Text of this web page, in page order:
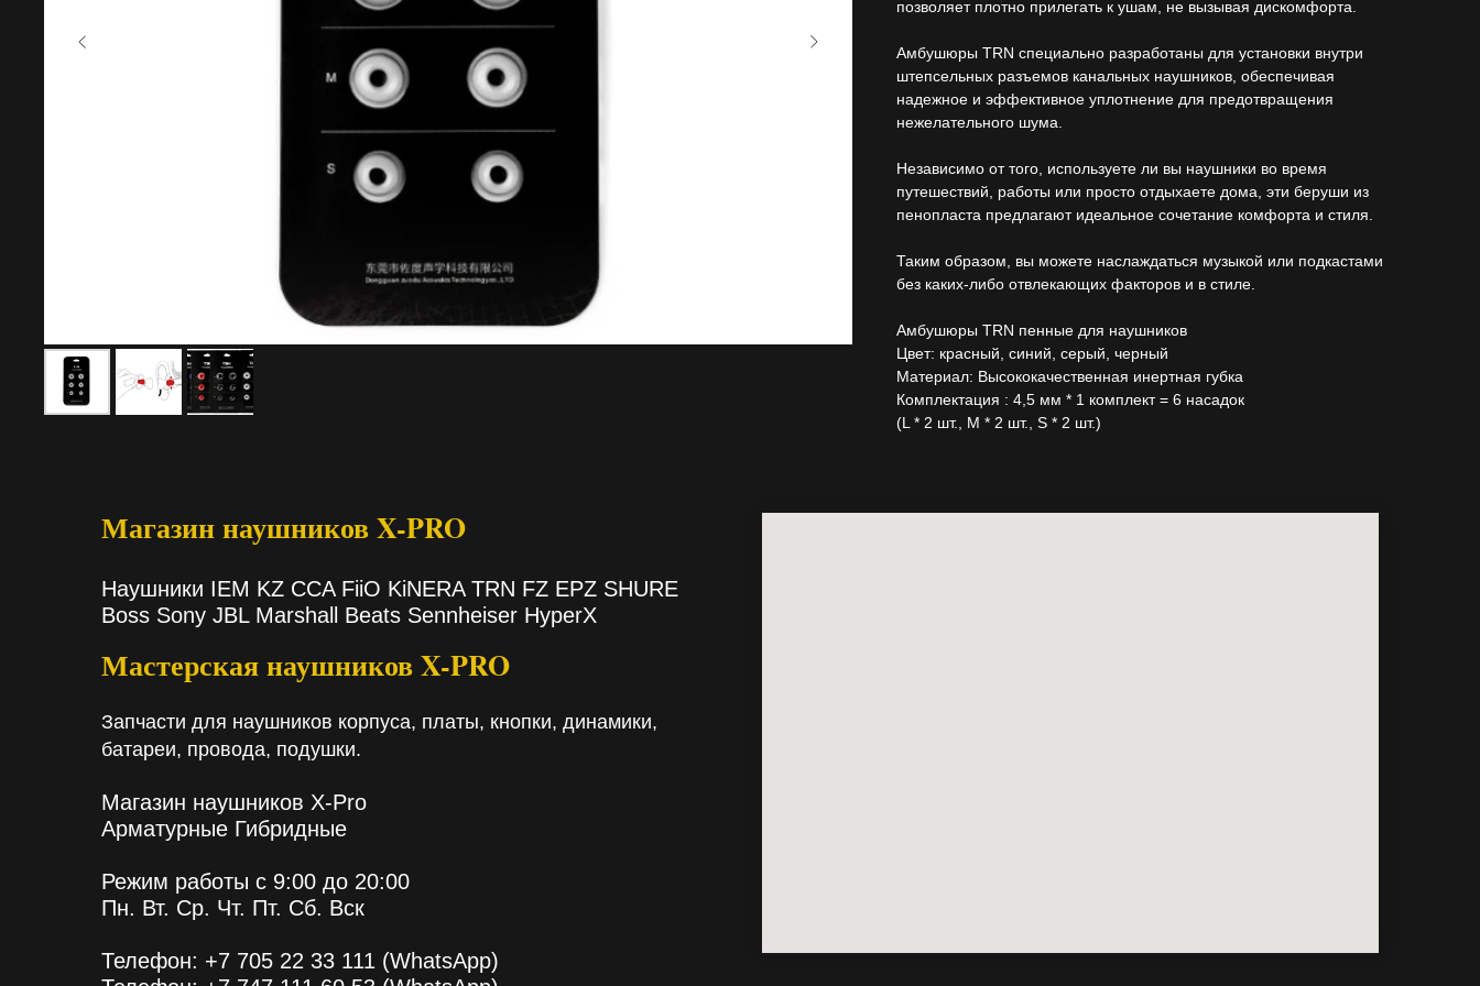
позволяет плотно прилегать к ушам, не вызывая дискомфорта.
Амбушюры TRN специально разработаны для установки внутри
штепсельных разъемов канальных наушников, обеспечивая
надежное и эффективное уплотнение для предотвращения
нежелательного шума.
Независимо от того, используете ли вы наушники во время
путешествий, работы или просто отдыхаете дома, эти беруши из
пенопласта предлагают идеальное сочетание комфорта и стиля.
Таким образом, вы можете наслаждаться музыкой или подкастами
без каких-либо отвлекающих факторов и в стиле.
Амбушюры TRN пенные для наушников
Цвет: красный, синий, серый, черный
Материал: Высококачественная инертная губка
Комплектация : 4,5 мм * 1 комплект = 6 насадок
(L * 2 шт., M * 2 шт., S * 2 шт.)
Магазин наушников X-PRO
Наушники IEM KZ CCA FiiO KiNERA TRN FZ EPZ SHURE
Boss Sony JBL Marshall Beats Sennheiser HyperX
Мастерская наушников X-PRO
Запчасти для наушников корпуса, платы, кнопки, динамики,
батареи, провода, подушки.
Магазин наушников X-Pro
Арматурные Гибридные
Режим работы с 9:00 до 20:00
Пн. Вт. Ср. Чт. Пт. Сб. Вск
Телефон: +7 705 22 33 111 (WhatsApp)